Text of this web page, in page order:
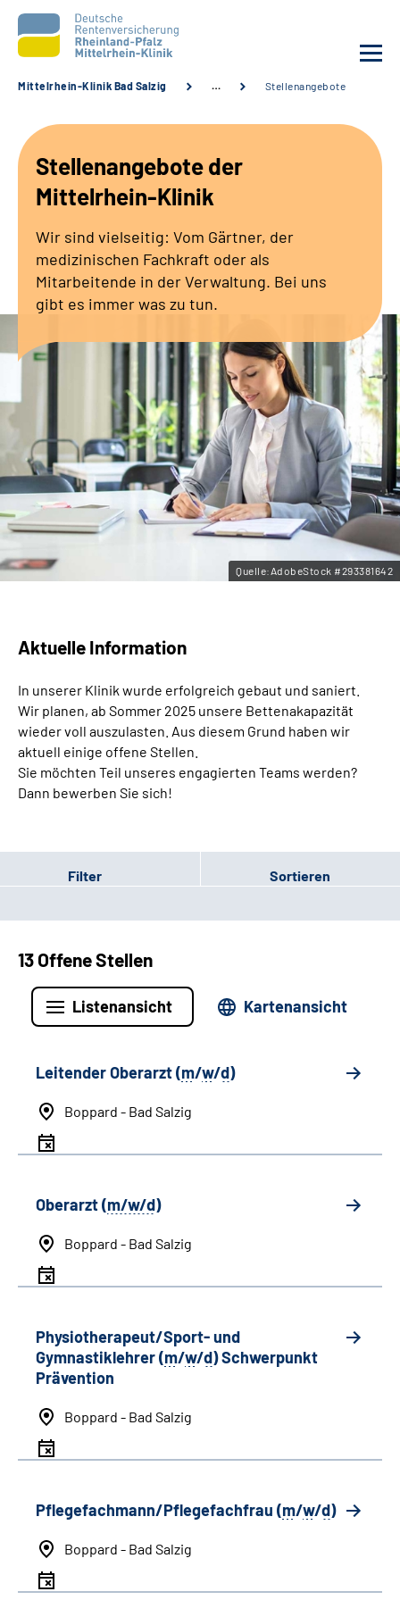
Unsere Angebote
Karriere
Zuweisende &
Leichte Sprache
Gebärdensprache
Mittelrhein-Klinik Bad Salzig … Stellenangebote
Stellenangebote der
Mittelrhein-Klinik
Wir sind vielseitig: Vom Gärtner, der
medizinischen Fachkraft oder als
Mitarbeitende in der Verwaltung. Bei uns
gibt es immer was zu tun.
Quelle:AdobeStock #293381642
Aktuelle Information
In unserer Klinik wurde erfolgreich gebaut und saniert.
Wir planen, ab Sommer 2025 unsere Bettenakapazität
wieder voll auszulasten. Aus diesem Grund haben wir
aktuell einige offene Stellen.
Sie möchten Teil unseres engagierten Teams werden?
Dann bewerben Sie sich!
Filter Sortieren
13 Offene Stellen
Listenansicht Kartenansicht
Leitender Oberarzt (m/w/d)
Boppard - Bad Salzig
Oberarzt (m/w/d)
Boppard - Bad Salzig
Physiotherapeut/Sport- und
Gymnastiklehrer (m/w/d) Schwerpunkt
Prävention
Boppard - Bad Salzig
Pflegefachmann/Pflegefachfrau (m/w/d)
Boppard - Bad Salzig